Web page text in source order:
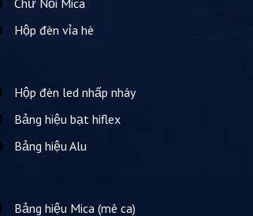
Chữ Nổi Mica
Hộp đèn vỉa hè
Hộp đèn led nhấp nháy
Bảng hiệu bạt hiflex
Bảng hiệu Alu
Bảng hiệu Mica (mê ca)